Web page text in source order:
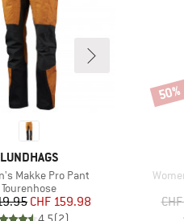
MARKE
LUNDHAGS
Makke Pro Pant
Produktgruppe
Tourenhose
Preis
reduzierter Preis
CHF 159.98
Artikel
50%